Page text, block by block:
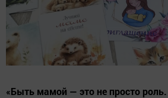
«Быть мамой — это не просто